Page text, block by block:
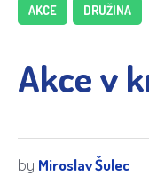
AKCE DRUŽINA
Akce v
by Miroslav Šulec